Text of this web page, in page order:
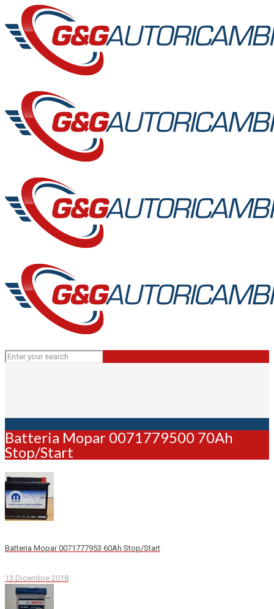
Batteria Mopar 0071779500 70Ah
Stop/Start
Batteria Mopar 0071777953 60Ah Stop/Start
13 Dicembre 2018